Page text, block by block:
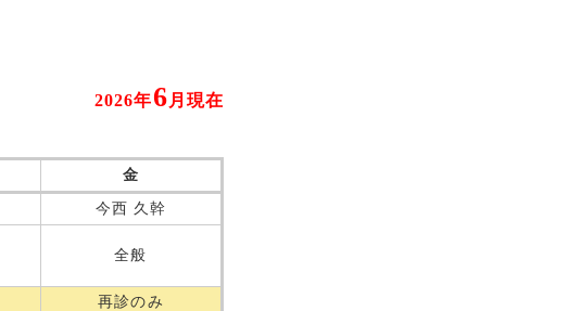
2026年6 月現在
金
今西 久幹
全般
再診のみ